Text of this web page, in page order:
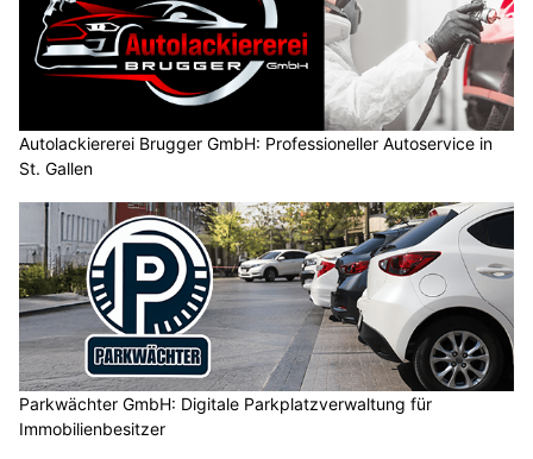
Autolackiererei Brugger GmbH: Professioneller Autoservice in
St. Gallen
Parkwächter GmbH: Digitale Parkplatzverwaltung für
Immobilienbesitzer